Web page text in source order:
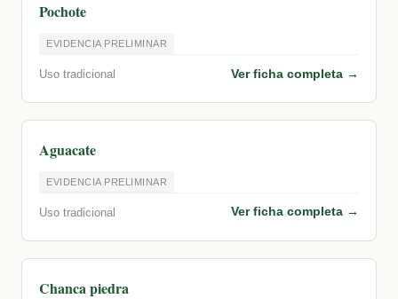
Pochote
EVIDENCIA PRELIMINAR
Uso tradicional Ver ficha completa →
Aguacate
EVIDENCIA PRELIMINAR
Uso tradicional Ver ficha completa →
Chanca piedra